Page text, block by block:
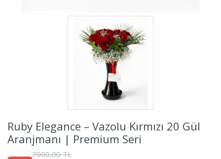
Ruby Elegance – Vazolu Kırmızı 20 Gül
Aranjmanı | Premium Seri
7000,00 TL